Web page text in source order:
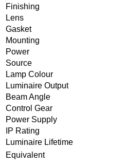
Finishing
Lens
Gasket
Mounting
Power
Source
Lamp Colour
Luminaire Output
Beam Angle
Control Gear
Power Supply
IP Rating
Luminaire Lifetime
Equivalent